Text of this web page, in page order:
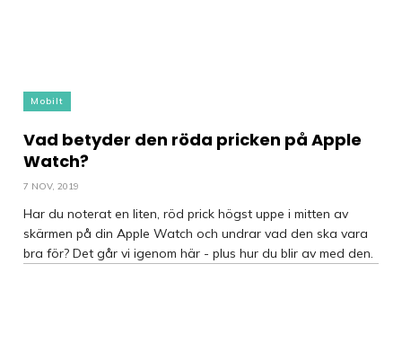
Mobilt
Vad betyder den röda pricken på Apple
Watch?
7 NOV, 2019
Har du noterat en liten, röd prick högst uppe i mitten av
skärmen på din Apple Watch och undrar vad den ska vara
bra för? Det går vi igenom här - plus hur du blir av med den.